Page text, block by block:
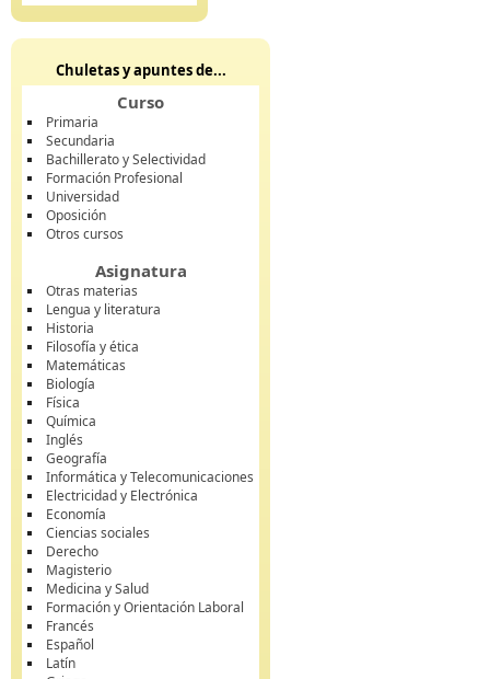
Chuletas y apuntes de...
Curso
Primaria
Secundaria
Bachillerato y Selectividad
Formación Profesional
Universidad
Oposición
Otros cursos
Asignatura
Otras materias
Lengua y literatura
Historia
Filosofía y ética
Matemáticas
Biología
Física
Química
Inglés
Geografía
Informática y Telecomunicaciones
Electricidad y Electrónica
Economía
Ciencias sociales
Derecho
Magisterio
Medicina y Salud
Formación y Orientación Laboral
Francés
Español
Latín